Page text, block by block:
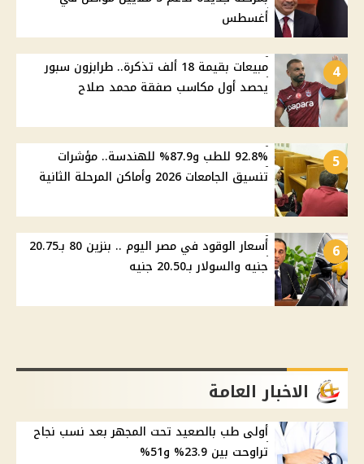
أغسطس
4
مبيعات بقيمة 18 ألف تذكرة.. طرابزون سبور
يحصد أول مكاسب صفقة محمد صلاح
5
92.8% للطب و87.9% للهندسة.. مؤشرات
تنسيق الجامعات 2026 وأماكن المرحلة الثانية
6
أسعار الوقود في مصر اليوم .. بنزين 80 بـ20.75
جنيه والسولار بـ20.50 جنيه
الاخبار العامة
أولى طب بالصعيد تحت المجهر بعد نسب نجاح
تراوحت بين 23.9% و51%